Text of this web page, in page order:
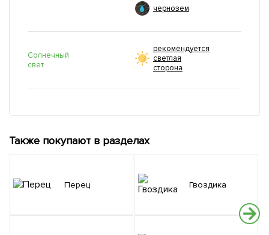
чернозем
Солнечный
свет
рекомендуется
светлая
сторона
Также покупают в разделах
Перец Гвоздика